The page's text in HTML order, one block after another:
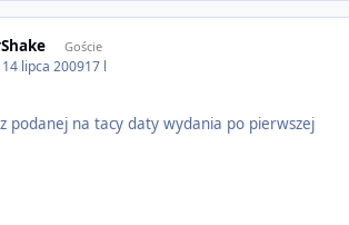
Goście
14 lipca 200917 l
podanej na tacy daty wydania po pierwszej